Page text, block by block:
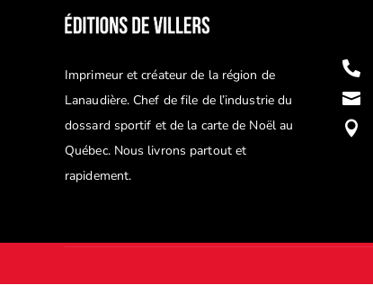
Imprimeur et créateur de la région de
Lanaudière. Chef de file de l’industrie du
dossard sportif et de la carte de Noël au
Québec. Nous livrons partout et
rapidement.


